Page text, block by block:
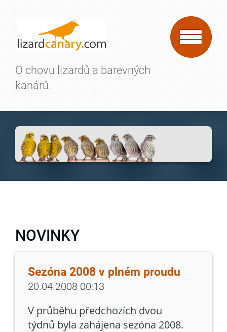
O chovu lizardů a barevných
kanárů.
NOVINKY
Sezóna 2008 v plném proudu
20.04.2008 00:13
V průběhu předchozích dvou
týdnů byla zahájena sezóna 2008.